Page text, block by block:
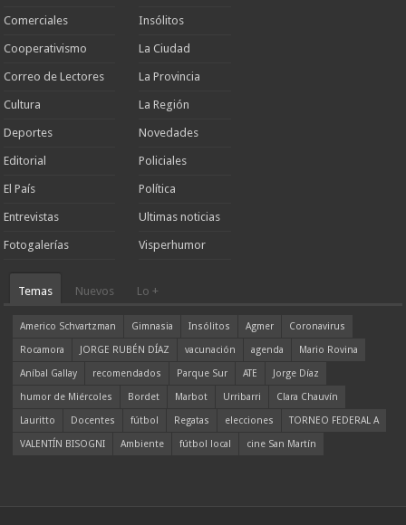
Comerciales
Cooperativismo
Correo de Lectores
Cultura
Deportes
Editorial
El País
Entrevistas
Fotogalerías
Insólitos
La Ciudad
La Provincia
La Región
Novedades
Policiales
Política
Ultimas noticias
Visperhumor
Temas Nuevos Lo +
Americo Schvartzman Gimnasia Insólitos Agmer
Coronavirus
Rocamora
JORGE RUBÉN DÍAZ vacunación agenda
Mario Rovina
Aníbal Gallay
recomendados Parque Sur ATE
Jorge Díaz
humor de Miércoles
Bordet Marbot Urribarri
Clara Chauvín
Lauritto
Docentes fútbol Regatas elecciones
TORNEO FEDERAL A
VALENTÍN BISOGNI
Ambiente fútbol local cine San Martín